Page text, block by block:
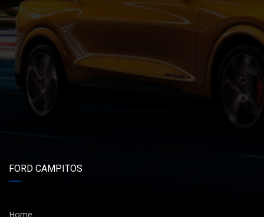
FORD CAMPITOS
Home